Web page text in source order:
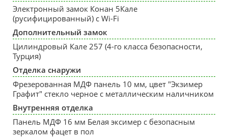
Электронный замок Конан 5Кале
(русифицированный) с Wi-Fi
Дополнительный замок
Цилиндровый Кале 257 (4-го класса безопасности,
Турция)
Отделка снаружи
Фрезерованная МДФ панель 10 мм, цвет "Экзимер
Графит" стекло черное с металлическим наличником
Внутренняя отделка
Панель МДФ 16 мм Белая эксимер с безопасным
зеркалом фацет в пол